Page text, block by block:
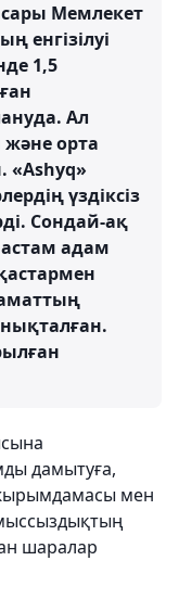
Мемлекет
енгізілуі
1,5
Ал
орта
«Ashyq»
үздіксіз
Сондай-ақ
адам
дамытуға,
мен
шаралар